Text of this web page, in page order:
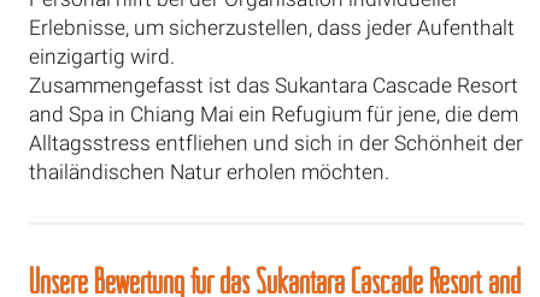
Erlebnisse, um sicherzustellen, dass jeder Aufenthalt
einzigartig wird.
Zusammengefasst ist das Sukantara Cascade Resort
and Spa in Chiang Mai ein Refugium für jene, die dem
Alltagsstress entfliehen und sich in der Schönheit der
thailändischen Natur erholen möchten.
Unsere Bewertung für das Sukantara Cascade Resort and